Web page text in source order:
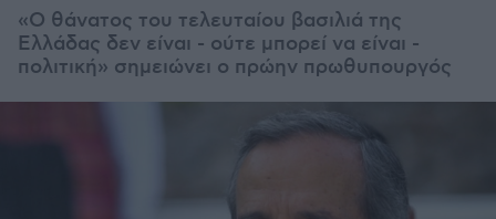
«Ο θάνατος του τελευταίου βασιλιά της
Ελλάδας δεν είναι - ούτε μπορεί να είναι -
πολιτική» σημειώνει ο πρώην πρωθυπουργός